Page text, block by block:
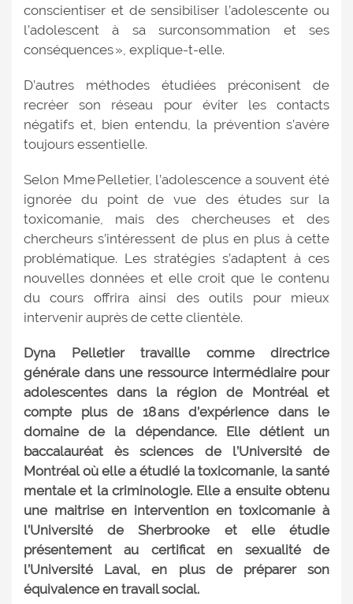
conscientiser et de sensibiliser l’adolescente ou
l’adolescent à sa surconsommation et ses
conséquences », explique-t-elle.
D’autres méthodes étudiées préconisent de
recréer son réseau pour éviter les contacts
négatifs et, bien entendu, la prévention s’avère
toujours essentielle.
Selon Mme Pelletier, l’adolescence a souvent été
ignorée du point de vue des études sur la
toxicomanie, mais des chercheuses et des
chercheurs s’intéressent de plus en plus à cette
problématique. Les stratégies s’adaptent à ces
nouvelles données et elle croit que le contenu
du cours offrira ainsi des outils pour mieux
intervenir auprès de cette clientèle.
Dyna Pelletier travaille comme directrice
générale dans une ressource intermédiaire pour
adolescentes dans la région de Montréal et
compte plus de 18 ans d’expérience dans le
domaine de la dépendance. Elle détient un
baccalauréat ès sciences de l’Université de
Montréal où elle a étudié la toxicomanie, la santé
mentale et la criminologie. Elle a ensuite obtenu
une maitrise en intervention en toxicomanie à
l’Université de Sherbrooke et elle étudie
présentement au certificat en sexualité de
l’Université Laval, en plus de préparer son
équivalence en travail social.